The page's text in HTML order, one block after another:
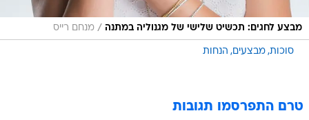
מבצע לחגים: תכשיט שלישי של מגנוליה במתנה / מנחם רייס
סוכות מבצעים הנחות
טרם התפרסמו תגובות